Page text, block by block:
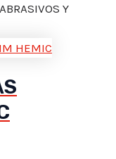
ABRASIVOS Y